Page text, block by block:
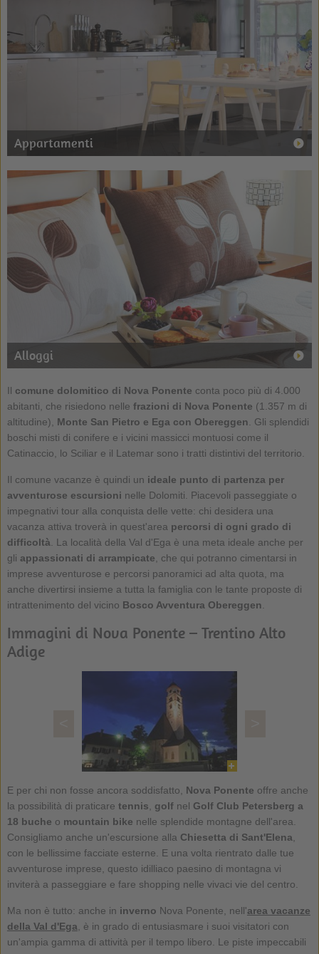
Appartamenti
Alloggi
Il comune dolomitico di Nova Ponente conta poco più di 4.000
abitanti, che risiedono nelle frazioni di Nova Ponente (1.357 m di
altitudine), Monte San Pietro e Ega con Obereggen. Gli splendidi
boschi misti di conifere e i vicini massicci montuosi come il
Catinaccio, lo Sciliar e il Latemar sono i tratti distintivi del territorio.
Il comune vacanze è quindi un ideale punto di partenza per
avventurose escursioni nelle Dolomiti. Piacevoli passeggiate o
impegnativi tour alla conquista delle vette: chi desidera una
vacanza attiva troverà in quest'area percorsi di ogni grado di
difficoltà. La località della Val d'Ega è una meta ideale anche per
gli appassionati di arrampicate, che qui potranno cimentarsi in
imprese avventurose e percorsi panoramici ad alta quota, ma
anche divertirsi insieme a tutta la famiglia con le tante proposte di
intrattenimento del vicino Bosco Avventura Obereggen.
Immagini di Nova Ponente – Trentino Alto
Adige
E per chi non fosse ancora soddisfatto, Nova Ponente offre anche
la possibilità di praticare tennis, golfnel Golf Club Petersberg a
18 buche o mountain bike nelle splendide montagne dell'area.
Consigliamo anche un'escursione alla Chiesetta di Sant'Elena,
con le bellissime facciate esterne. E una volta rientrato dalle tue
avventurose imprese, questo idilliaco paesino di montagna vi
inviterà a passeggiare e fare shopping nelle vivaci vie del centro.
Ma non è tutto: anche in inverno Nova Ponente, nell'area vacanze
della Val d'Ega, è in grado di entusiasmare i suoi visitatori con
un'ampia gamma di attività per il tempo libero. Le piste impeccabili